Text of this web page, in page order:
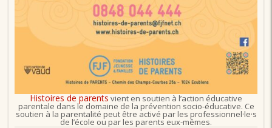
Histoires de parents vient en soutien à l’action éducative
parentale dans le domaine de la prévention socio-éducative. Ce
soutien à la parentalité peut être activé par les professionnel·le·s
de l’école ou par les parents eux-mêmes.